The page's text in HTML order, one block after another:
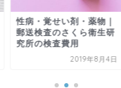
性病・覚せい剤・薬物｜
郵送検査のさくら衛生研
究所の検査費用
2019年8月4日